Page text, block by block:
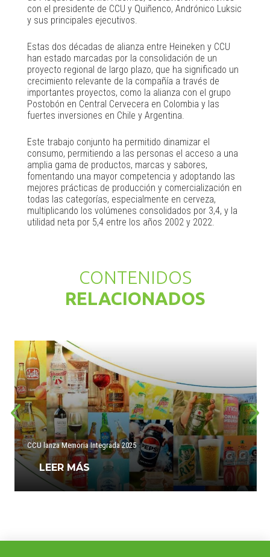
con el presidente de CCU y Quiñenco, Andrónico Luksic
y sus principales ejecutivos.
Estas dos décadas de alianza entre Heineken y CCU
han estado marcadas por la consolidación de un
proyecto regional de largo plazo, que ha significado un
crecimiento relevante de la compañía a través de
importantes proyectos, como la alianza con el grupo
Postobón en Central Cervecera en Colombia y las
fuertes inversiones en Chile y Argentina.
Este trabajo conjunto ha permitido dinamizar el
consumo, permitiendo a las personas el acceso a una
amplia gama de productos, marcas y sabores,
fomentando una mayor competencia y adoptando las
mejores prácticas de producción y comercialización en
todas las categorías, especialmente en cerveza,
multiplicando los volúmenes consolidados por 3,4, y la
utilidad neta por 5,4 entre los años 2002 y 2022.
CONTENIDOS
RELACIONADOS
CCU lanza Memoria Integrada 2025
LEER MÁS